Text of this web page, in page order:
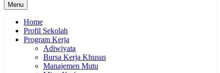
Menu
Home
Profil Sekolah
Program Kerja
Adiwiyata
Bursa Kerja Khusus
Manajemen Mutu